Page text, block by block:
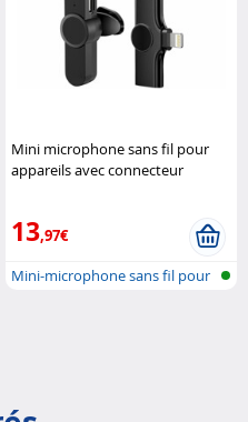
Mini microphone sans fil pour
appareils avec connecteur
13,97€
Mini-microphone sans fil pour